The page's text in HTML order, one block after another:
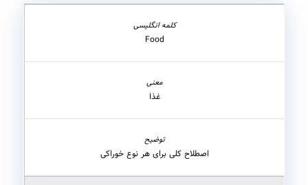
Food
غذا
اصطلاح کلی برای هر نوع خوراکی